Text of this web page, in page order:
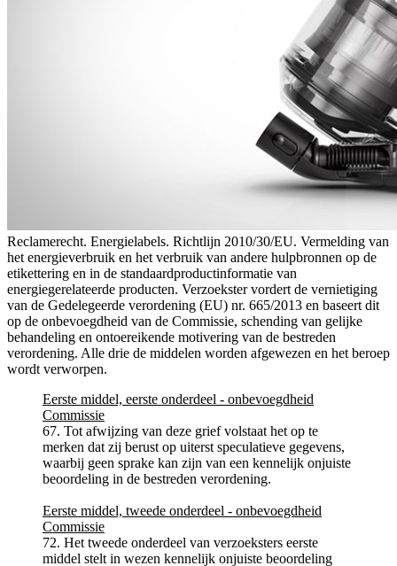
Reclamerecht. Energielabels. Richtlijn 2010/30/EU. Vermelding van
het energieverbruik en het verbruik van andere hulpbronnen op de
etikettering en in de standaardproductinformatie van
energiegerelateerde producten. Verzoekster vordert de vernietiging
van de Gedelegeerde verordening (EU) nr. 665/2013 en baseert dit
op de onbevoegdheid van de Commissie, schending van gelijke
behandeling en ontoereikende motivering van de bestreden
verordening. Alle drie de middelen worden afgewezen en het beroep
wordt verworpen.
Eerste middel, eerste onderdeel - onbevoegdheid
Commissie
67. Tot afwijzing van deze grief volstaat het op te
merken dat zij berust op uiterst speculatieve gegevens,
waarbij geen sprake kan zijn van een kennelijk onjuiste
beoordeling in de bestreden verordening.
Eerste middel, tweede onderdeel - onbevoegdheid
Commissie
72. Het tweede onderdeel van verzoeksters eerste
middel stelt in wezen kennelijk onjuiste beoordeling